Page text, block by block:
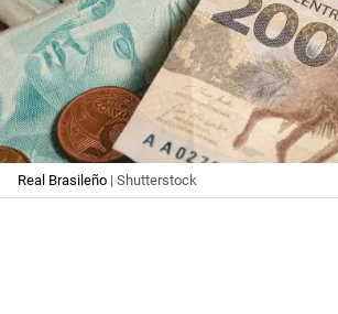
Real Brasileño | Shutterstock